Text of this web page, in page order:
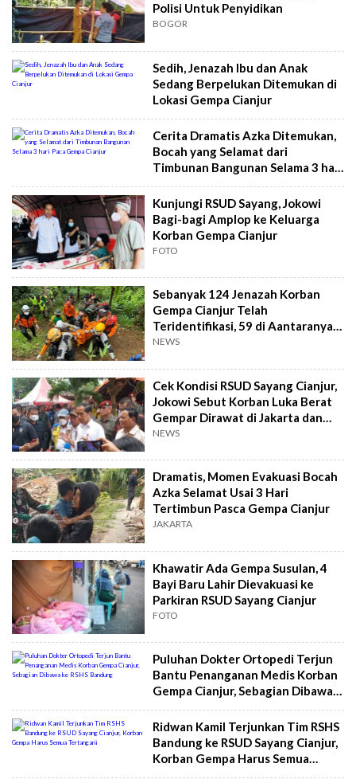
Polisi Untuk Penyidikan
BOGOR
Sedih, Jenazah Ibu dan Anak
Sedang Berpelukan Ditemukan di
Lokasi Gempa Cianjur
Cerita Dramatis Azka Ditemukan,
Bocah yang Selamat dari
Timbunan Bangunan Selama 3 hari
Kunjungi RSUD Sayang, Jokowi
Bagi-bagi Amplop ke Keluarga
Korban Gempa Cianjur
FOTO
Sebanyak 124 Jenazah Korban
Gempa Cianjur Telah
Teridentifikasi, 59 di Aantaranya
Anak-anak
NEWS
Cek Kondisi RSUD Sayang Cianjur,
Jokowi Sebut Korban Luka Berat
Gempar Dirawat di Jakarta dan
Bandung
NEWS
Dramatis, Momen Evakuasi Bocah
Azka Selamat Usai 3 Hari
Tertimbun Pasca Gempa Cianjur
JAKARTA
Khawatir Ada Gempa Susulan, 4
Bayi Baru Lahir Dievakuasi ke
Parkiran RSUD Sayang Cianjur
FOTO
Puluhan Dokter Ortopedi Terjun
Bantu Penanganan Medis Korban
Gempa Cianjur, Sebagian Dibawa
ke RSHS Bandung
Ridwan Kamil Terjunkan Tim RSHS
Bandung ke RSUD Sayang Cianjur,
Korban Gempa Harus Semua
Tertangani